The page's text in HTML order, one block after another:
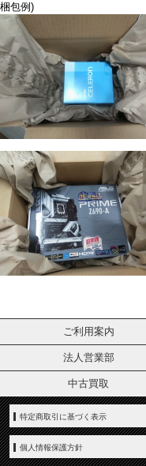
梱包例)
ご利用案内
法人営業部
中古買取
特定商取引に基づく表示
個人情報保護方針